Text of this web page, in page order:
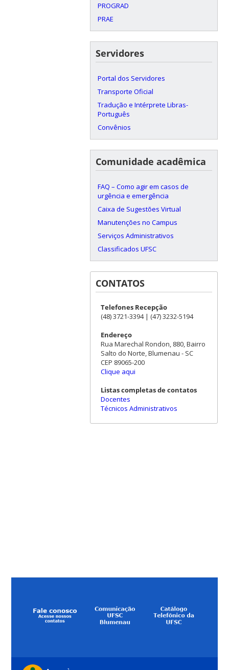
PROGRAD
PRAE
Servidores
Portal dos Servidores
Transporte Oficial
Tradução e Intérprete Libras-
Português
Convênios
Comunidade acadêmica
FAQ – Como agir em casos de
urgência e emergência
Caixa de Sugestões Virtual
Manutenções no Campus
Serviços Administrativos
Classificados UFSC
CONTATOS
Telefones Recepção
(48) 3721-3394 | (47) 3232-5194
Endereço
Rua Marechal Rondon, 880, Bairro
Salto do Norte, Blumenau - SC
CEP 89065-200
Clique aqui
Listas completas de contatos
Docentes
Técnicos Administrativos